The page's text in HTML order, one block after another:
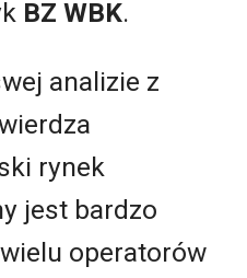
BZ WBK.
analizie z
rynek
jest bardzo
operatorów